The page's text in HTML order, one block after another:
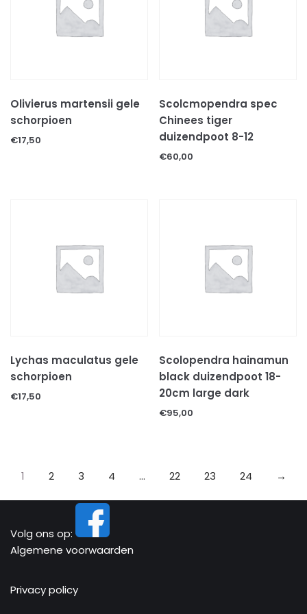
Olivierus martensii gele
schorpioen
€17,50
Scolcmopendra spec
Chinees tiger
duizendpoot 8-12
€60,00
Lychas maculatus gele
schorpioen
€17,50
Scolopendra hainamun
black duizendpoot 18-
20cm large dark
€95,00
1 2 3 4 … 22 23 24 →
Decoratie & speeltjes
Volg ons op:
Volg ons op:
Algemene voorwaarden
Privacy policy